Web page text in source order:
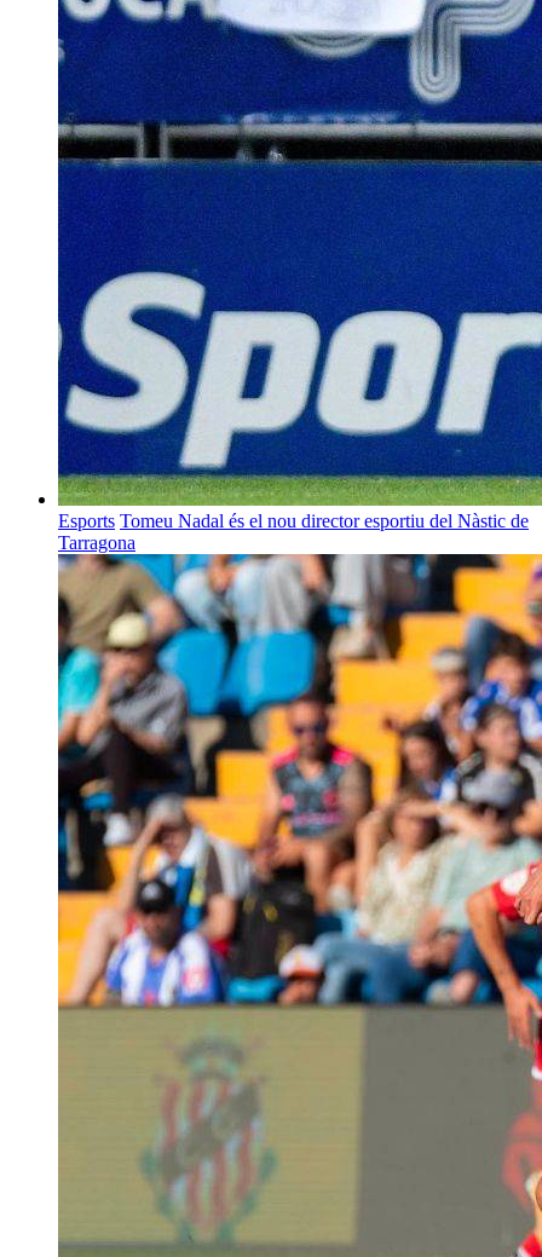
Esports Tomeu Nadal és el nou director esportiu del Nàstic de
Tarragona